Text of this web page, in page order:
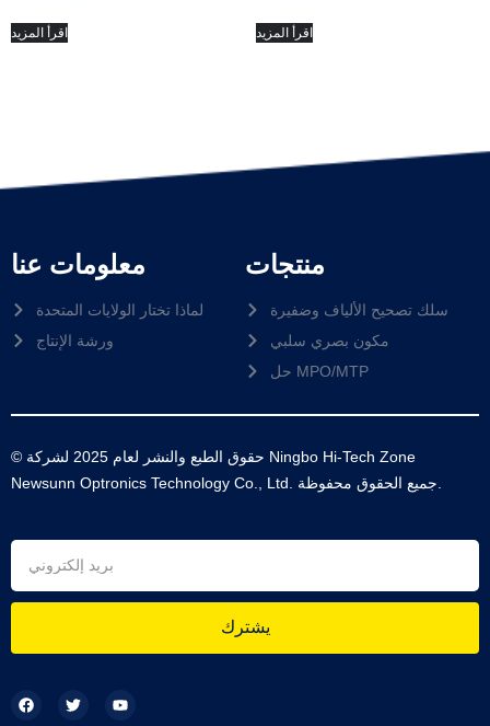
اقرأ المزيد اقرأ المزيد
معلومات عنا
لماذا تختار الولايات المتحدة
ورشة الإنتاج
منتجات
سلك تصحيح الألياف وضفيرة
مكون بصري سلبي
حل MPO/MTP
© حقوق الطبع والنشر لعام 2025 لشركة Ningbo Hi-Tech Zone
يشترك